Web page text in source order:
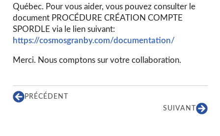
Québec. Pour vous aider, vous pouvez consulter le
document PROCÉDURE CRÉATION COMPTE
SPORDLE via le lien suivant:
https://cosmosgranby.com/documentation/
Merci. Nous comptons sur votre collaboration.
PRÉCÉDENT
SUIVANT